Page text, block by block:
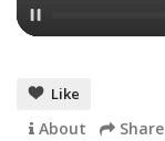
Like
About Share